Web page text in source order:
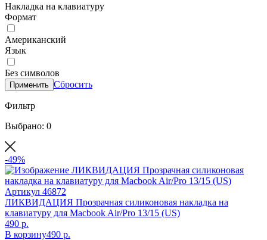
Накладка на клавиатуру
Формат
Американский
Язык
Без символов
Применить Сбросить
Фильтр
Выбрано: 0
-49%
Артикул 46872
ЛИКВИДАЦИЯ Прозрачная силиконовая накладка на
клавиатуру для Macbook Air/Pro 13/15 (US)
490 р.
В корзину490 р.